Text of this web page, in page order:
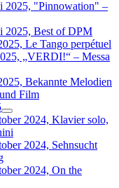
2025, "Pinnowation" –
2025, Best of DPM
Le Tango perpétuel
„VERDI!“ – Messa
Bekannte Melodien
Film
2024, Klavier solo,
2024, Sehnsucht
2024, On the